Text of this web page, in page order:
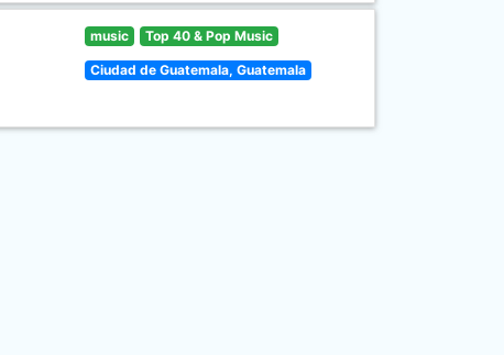
music Top 40 & Pop Music
Ciudad de Guatemala, Guatemala